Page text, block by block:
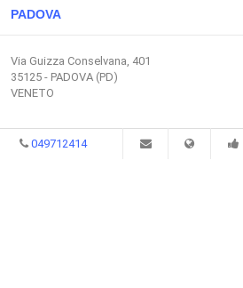
PADOVA
Via Guizza Conselvana, 401
35125 - PADOVA (PD)
VENETO
049712414